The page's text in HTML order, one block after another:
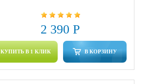
2 390 Р
КУПИТЬ В 1 КЛИК В КОРЗИНУ